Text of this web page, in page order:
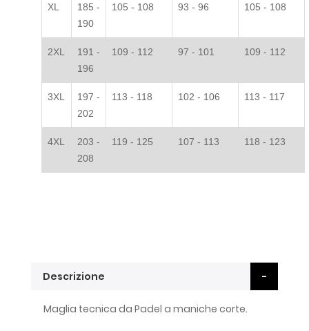
XL
185 -
190
105 - 108 93 - 96 105 - 108
2XL
191 -
196
109 - 112 97 - 101 109 - 112
3XL
197 -
202
113 - 118 102 - 106 113 - 117
4XL
203 -
208
119 - 125 107 - 113 118 - 123
Descrizione
Maglia tecnica da Padel a maniche corte.